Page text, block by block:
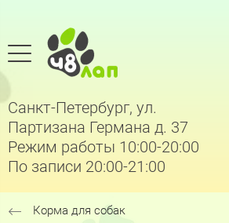
Санкт-Петербург, ул.
Партизана Германа д. 37
Режим работы 10:00-20:00
По записи 20:00-21:00
Корма для собак